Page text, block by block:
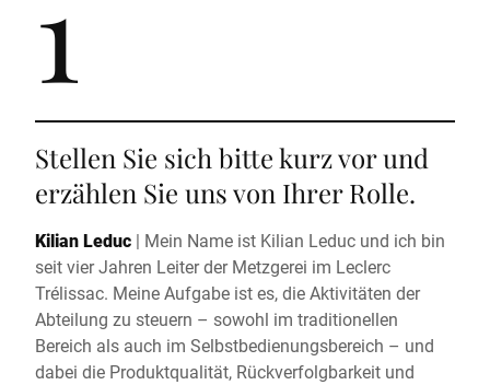
Stellen Sie sich bitte kurz vor und
erzählen Sie uns von Ihrer Rolle.
Kilian Leduc | Mein Name ist Kilian Leduc und ich bin
seit vier Jahren Leiter der Metzgerei im Leclerc
Trélissac. Meine Aufgabe ist es, die Aktivitäten der
Abteilung zu steuern – sowohl im traditionellen
Bereich als auch im Selbstbedienungsbereich – und
dabei die Produktqualität, Rückverfolgbarkeit und